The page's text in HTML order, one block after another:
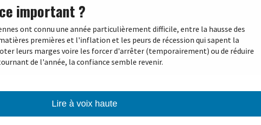
important ?
ont connu une année particulièrement difficile, entre la hausse des
premières et l'inflation et les peurs de récession qui sapent la
leurs marges voire les forcer d'arrêter (temporairement) ou de réduire
de l'année, la confiance semble revenir.
Lire à voix haute